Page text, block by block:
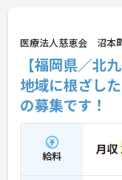
医療法人慈恵会 沼本
【福岡県／北
地域に根ざし
の募集です！
給料 月収